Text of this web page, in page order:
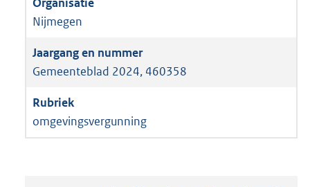
Nijmegen
Gemeenteblad 2024, 460358
omgevingsvergunning